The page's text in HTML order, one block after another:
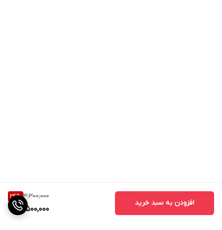
3,300,000
24%
2,500,000
افزودن به سبد خرید